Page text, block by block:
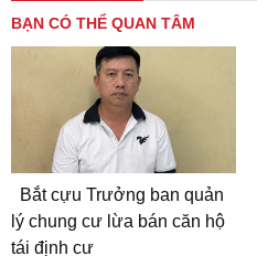
BẠN CÓ THỂ QUAN TÂM
Bắt cựu Trưởng ban quản
lý chung cư lừa bán căn hộ
tái định cư